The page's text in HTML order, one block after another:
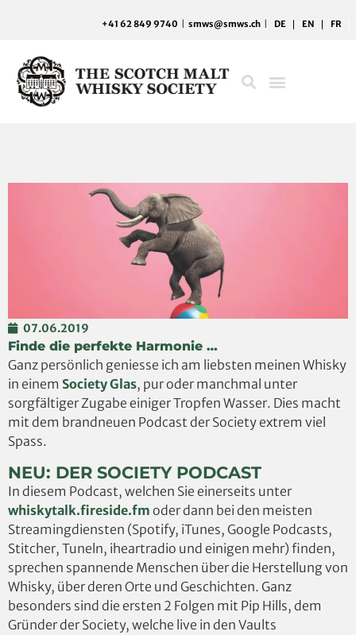
+41 62 849 9740 smws@smws.ch DE EN FR
07.06.2019
Finde die perfekte Harmonie …
Ganz persönlich geniesse ich am liebsten meinen Whisky
in einem Society Glas, pur oder manchmal unter
sorgfältiger Zugabe einiger Tropfen Wasser. Dies macht
mit dem brandneuen Podcast der Society extrem viel
Spass.
NEU: DER SOCIETY PODCAST
In diesem Podcast, welchen Sie einerseits unter
whiskytalk.fireside.fm oder dann bei den meisten
Streamingdiensten (Spotify, iTunes, Google Podcasts,
Stitcher, Tuneln, iheartradio und einigen mehr) finden,
sprechen spannende Menschen über die Herstellung von
Whisky, über deren Orte und Geschichten. Ganz
besonders sind die ersten 2 Folgen mit Pip Hills, dem
Gründer der Society, welche live in den Vaults